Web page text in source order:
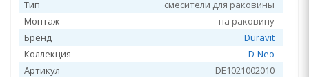
Тип
смесители для раковины
Монтаж
на раковину
Бренд
Duravit
Коллекция
D-Neo
Артикул
DE1021002010